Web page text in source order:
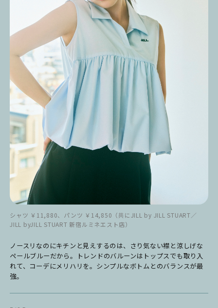
シャツ ￥11,880、パンツ ￥14,850（共にJILL by JILL STUART／
JILL byJILL STUART 新宿ルミネエスト店）
ノースリなのにキチンと見えするのは、さり気ない襟と涼しげな
ペールブルーだから。トレンドのバルーンはトップスでも取り入
れて、コーデにメリハリを。シンプルなボトムとのバランスが最
強。